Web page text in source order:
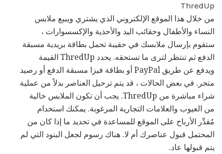
ThredUp
من خلال هذا الموقع الإلكتروني الذي يشتري ويبيع ملابس
النساء والأطفال وحقائب اليد والأحذية والإكسسوارات ،
ستقوم بإرسال ملابسك في حقيبة تحمل بطاقة بريدية مسبقة
الدفع ثم تنتظر لترى ما تستحقه. يحدد ThredUp القيمة
ويدفع عن طريق PayPal أو بطاقة فيزا مسبقة الدفع أو رصيد
متجر. في بعض الحالات ، قد يتم ترحيل العناصر بدلاً من عملية
شراء مباشرة من ThredUp. يجب أن تكون الملابس خالية
من العيوب والعلامات التجارية المرغوبة. يمكنك استخدام
مُقدِّر الأرباح على الموقع للمساعدة في تحديد ما إذا كان من
المحتمل قبول عناصرك أم لا. هناك رسوم لجعل البنود التي لم
يتم قبولها عاد.